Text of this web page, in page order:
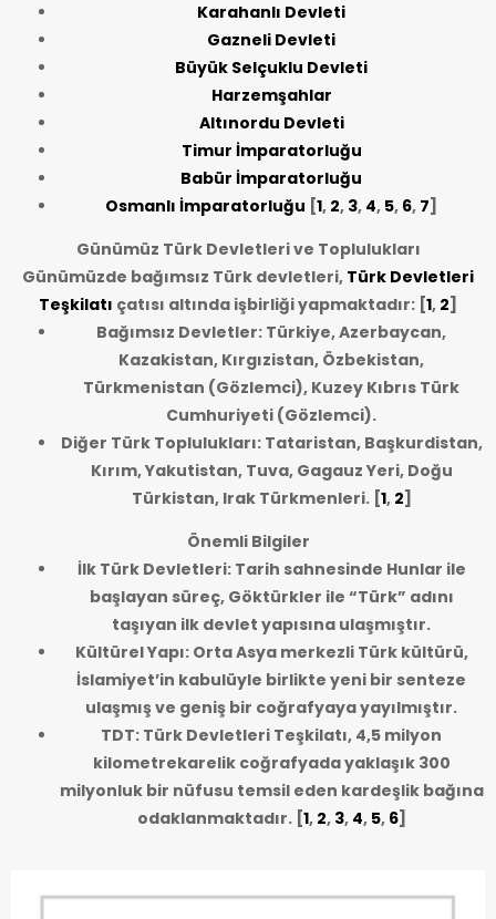
Karahanlı Devleti
Gazneli Devleti
Büyük Selçuklu Devleti
Harzemşahlar
Altınordu Devleti
Timur İmparatorluğu
Babür İmparatorluğu
Osmanlı İmparatorluğu [1, 2, 3, 4, 5, 6, 7]
Günümüz Türk Devletleri ve Toplulukları
Günümüzde bağımsız Türk devletleri, Türk Devletleri
Teşkilatı çatısı altında işbirliği yapmaktadır: [1, 2]
Bağımsız Devletler: Türkiye, Azerbaycan,
Kazakistan, Kırgızistan, Özbekistan,
Türkmenistan (Gözlemci), Kuzey Kıbrıs Türk
Cumhuriyeti (Gözlemci).
Diğer Türk Toplulukları: Tataristan, Başkurdistan,
Kırım, Yakutistan, Tuva, Gagauz Yeri, Doğu
Türkistan, Irak Türkmenleri.[1, 2]
Önemli Bilgiler
İlk Türk Devletleri: Tarih sahnesinde Hunlar ile
başlayan süreç, Göktürkler ile “Türk” adını
taşıyan ilk devlet yapısına ulaşmıştır.
Kültürel Yapı: Orta Asya merkezli Türk kültürü,
İslamiyet’in kabulüyle birlikte yeni bir senteze
ulaşmış ve geniş bir coğrafyaya yayılmıştır.
TDT: Türk Devletleri Teşkilatı, 4,5 milyon
kilometrekarelik coğrafyada yaklaşık 300
milyonluk bir nüfusu temsil eden kardeşlik bağına
odaklanmaktadır.[1, 2, 3, 4, 5, 6]